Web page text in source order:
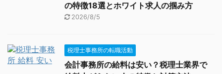
の特徴18選とホワイト求人の掴み方
2026/8/5
税理士事務所の転職活動
会計事務所の給料は安い？税理士業界で